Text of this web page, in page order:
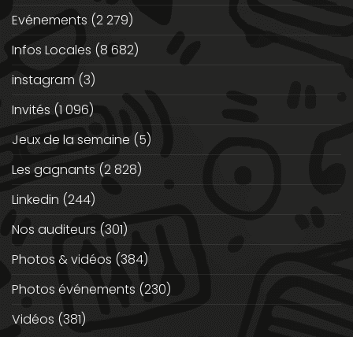
Evénements (2 279)
Infos Locales (8 682)
instagram (3)
Invités (1 096)
Jeux de la semaine (5)
Les gagnants (2 828)
Linkedin (244)
Nos auditeurs (301)
Photos & vidéos (384)
Photos événements (230)
Vidéos (381)